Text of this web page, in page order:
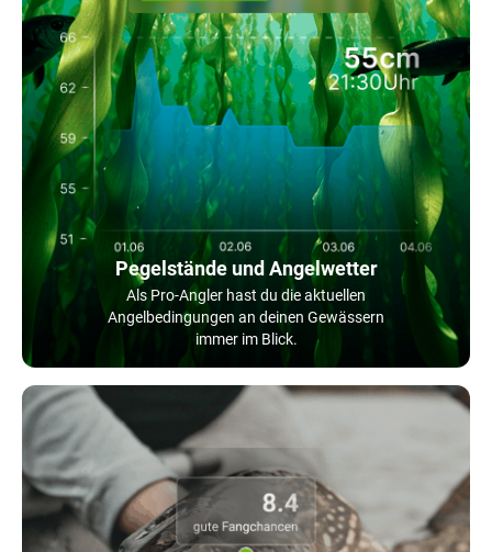
Pegelstände und Angelwetter
Als Pro-Angler hast du die aktuellen
Angelbedingungen an deinen Gewässern
immer im Blick.